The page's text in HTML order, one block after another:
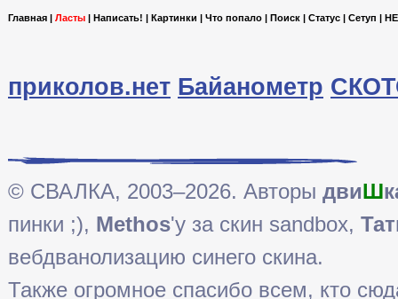
Главная | Ласты | Написать! | Картинки | Что попало | Поиск | Статус | Сетуп |
приколов.нет Байанометр
© СВАЛКА, 2003–2026. Авторы двиШ
пинки ;), Methos'у за скин sandbox,
вебдванолизацию синего скина.
Также огромное спасибо всем, кто